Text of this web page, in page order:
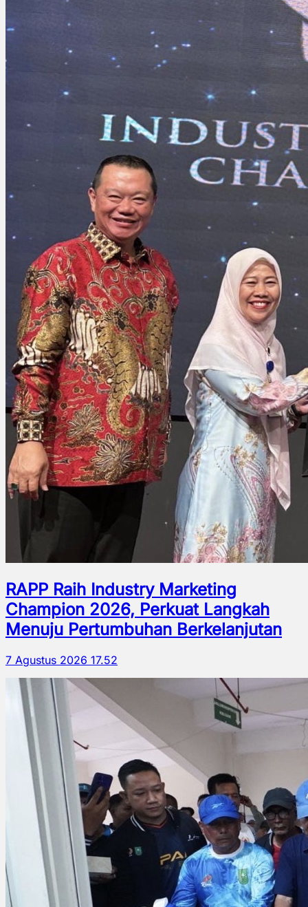
RAPP Raih Industry Marketing
Champion 2026, Perkuat Langkah
Menuju Pertumbuhan Berkelanjutan
7 Agustus 2026 17.52